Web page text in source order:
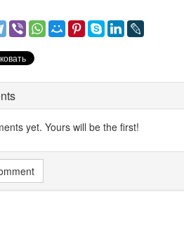
yet. Yours will be the first!